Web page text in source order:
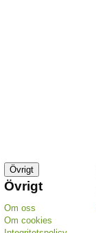
Övrigt
Övrigt
Om oss
Om cookies